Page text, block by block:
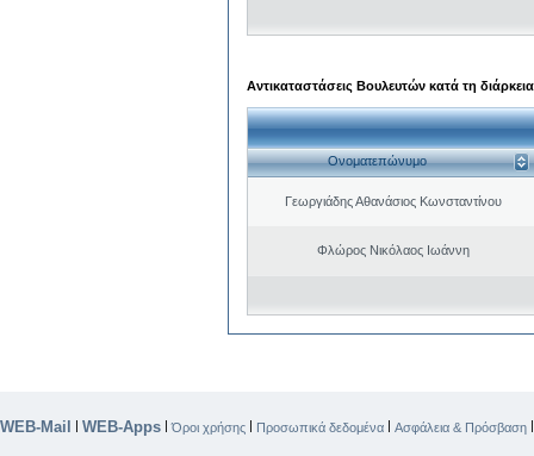
Αντικαταστάσεις Βουλευτών κατά τη
Ονοματεπώνυμο
Γεωργιάδης Αθανάσιος Κωνσταντίνου
Φλώρος Νικόλαος Ιωάννη
WEB-Mail | WEB-Apps |Όροι χρήσης | Προσωπικά δεδομένα | Ασφάλεια & Πρόσβαση